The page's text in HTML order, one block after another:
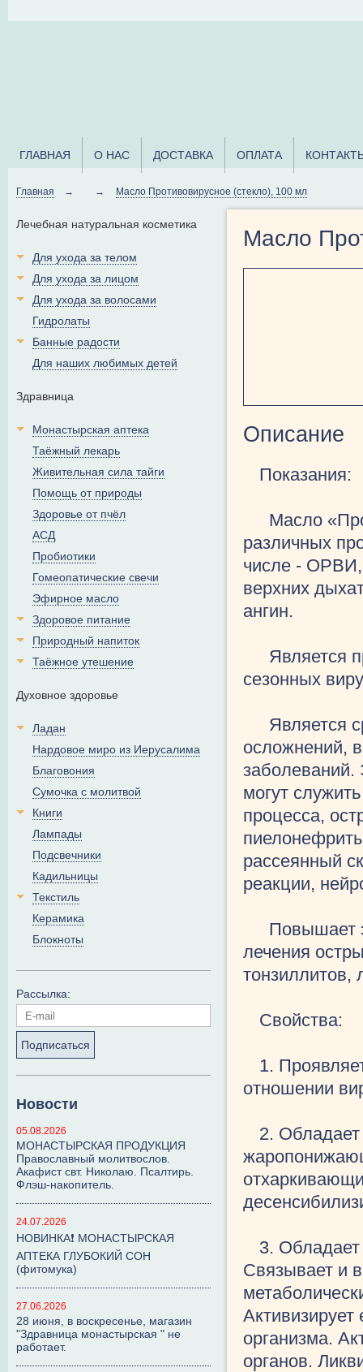
ГЛАВНАЯ О НАС ДОСТАВКА ОПЛАТА
Главная → → Масло Противовирусное (стекло), 100 мл
Лечебная натуральная косметика
Для ухода за телом
Для ухода за лицом
Для ухода за волосами
Гидролаты
Банные радости
Для наших любимых детей
Здравница
Монастырская аптека
Таёжный лекарь
Живительная сила тайги
Помощь от природы
Здоровье от пчёл
АСД
Пробиотики
Гомеопатические свечи
Эфирное масло
Здоровое питание
Природный напиток
Таёжное утешение
Духовное здоровье
Ладан
Нардовое миро из Иерусалима
Благовония
Сумочка с молитвой
Книги
Лампады
Подсвечники
Кадильницы
Текстиль
Керамика
Блокноты
Рассылка:
Подписаться
Новости
05.08.2026
МОНАСТЫРСКАЯ ПРОДУКЦИЯ
Православный молитвослов.
Акафист свт. Николаю. Псалтирь.
Флэш-накопитель.
24.07.2026
НОВИНКА❗ МОНАСТЫРСКАЯ
АПТЕКА ГЛУБОКИЙ СОН
(фитомука)
27.06.2026
28 июня, в воскресенье, магазин
"Здравница монастырская " не
работает.
Масло
Описание
Показания:
Масло
различных
числе - ОРВИ,
верхних
ангин.
Является
сезонных
Является
осложнений,
заболеваний.
могут
процесса,
рассеянный
реакции,
Повышает
лечения
тонзиллитов,
Свойства:
1.
отношении
2.
3.
Связывает и
организма.
органов.